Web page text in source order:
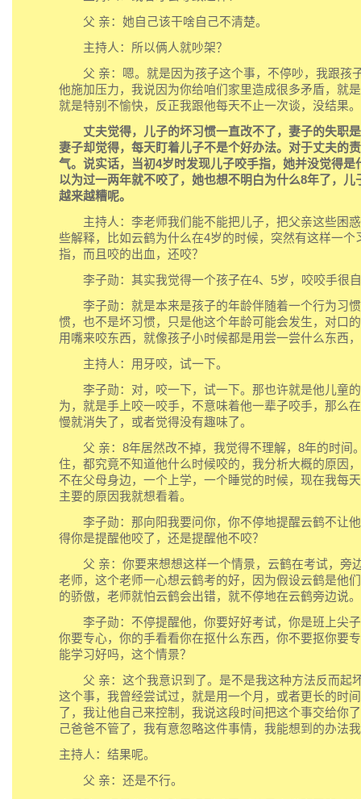
父 亲：她自己该干啥自己不清楚。
主持人：所以俩人就吵架？
父 亲：嗯。就是因为孩子这个事，不停吵，我跟孩
他施加压力，我说因为你给咱们家里造成很多矛盾，就
就是特别不愉快，反正我跟他每天不止一次谈，没结果。
丈夫觉得，儿子的坏习惯一直改不了，妻子的失职
妻子却觉得，每天盯着儿子不是个好办法。对于丈夫的
气。说实话，当初4岁时发现儿子咬手指，她并没觉得是
以为过一两年就不咬了，她也想不明白为什么8年了，儿
越来越糟呢。
主持人：李老师我们能不能把儿子，把父亲这些困惑
些解释，比如云鹤为什么在4岁的时候，突然有这样一个
指，而且咬的出血，还咬？
李子勋：其实我觉得一个孩子在4、5岁，咬咬手很
李子勋：就是本来是孩子的年龄伴随着一个行为习惯
惯，也不是坏习惯，只是他这个年龄可能会发生，对口
用嘴来咬东西，就像孩子小时候都是用尝一尝什么东西
主持人：用牙咬，试一下。
李子勋：对，咬一下，试一下。那也许就是他儿童的
为，就是手上咬一咬手，不意味着他一辈子咬手，那么
慢就消失了，或者觉得没有趣味了。
父 亲：8年居然改不掉，我觉得不理解，8年的时间
住，都究竟不知道他什么时候咬的，我分析大概的原因
不在父母身边，一个上学，一个睡觉的时候，现在我每
主要的原因我就想看着。
李子勋：那向阳我要问你，你不停地提醒云鹤不让他
得你是提醒他咬了，还是提醒他不咬？
父 亲：你要来想想这样一个情景，云鹤在考试，旁
老师，这个老师一心想云鹤考的好，因为假设云鹤是他
的骄傲，老师就怕云鹤会出错，就不停地在云鹤旁边说。
李子勋：不停提醒他，你要好好考试，你是班上尖子
你要专心，你的手看看你在抠什么东西，你不要抠你要
能学习好吗，这个情景？
父 亲：这个我意识到了。是不是我这种方法反而起
这个事，我曾经尝试过，就是用一个月，或者更长的时
了，我让他自己来控制，我说这段时间把这个事交给你
己爸爸不管了，我有意忽略这件事情，我能想到的办法
主持人：结果呢。
父 亲：还是不行。